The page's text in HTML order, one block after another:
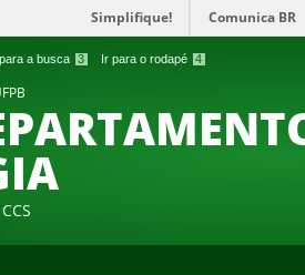
a busca 3 Ir para o rodapé 4
Simplifique! Comunica BR